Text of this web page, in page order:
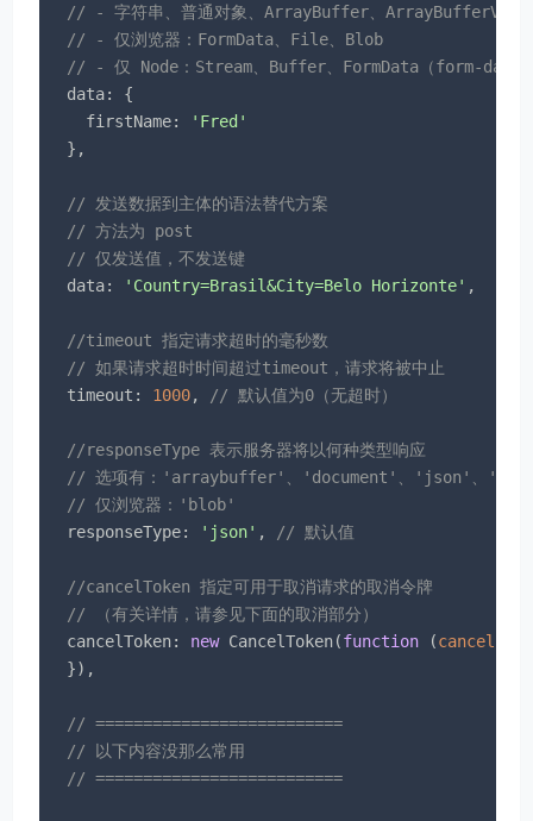
// - 字符串、普通对象、ArrayBuffer、ArrayBufferView
// - 仅浏览器：FormData、File、Blob
// - 仅 Node：Stream、Buffer、FormData（form-data
data: {
firstName:
'Fred'
  },
// 发送数据到主体的语法替代方案
// 方法为 post
// 仅发送值，不发送键
data: 'Country=Brasil&City=Belo Horizonte' ,
//timeout 指定请求超时的毫秒数
// 如果请求超时时间超过timeout，请求将被中止
timeout : 1000, // 默认值为0（无超时）
//responseType 表示服务器将以何种类型响应
// 选项有：'arraybuffer'、'document'、'json'、
// 仅浏览器：'blob'
responseType: 'json' , // 默认值
//cancelToken 指定可用于取消请求的取消令牌
// （有关详情，请参见下面的取消部分）
cancelToken: new CancelToken(function (cancel
  }),
// ==========================
// 以下内容没那么常用
// ==========================